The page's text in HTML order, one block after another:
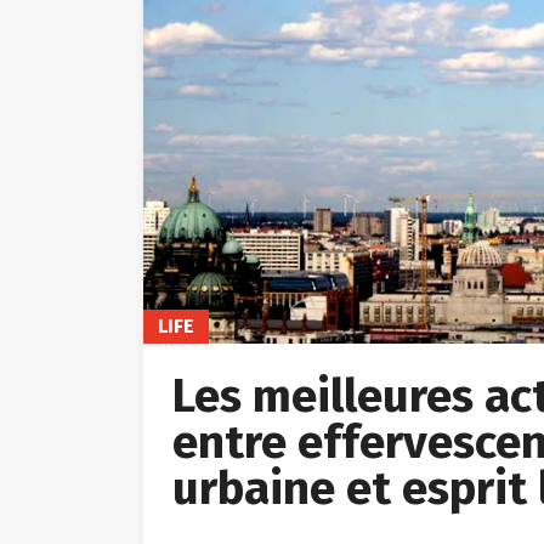
LIFE
Les meilleures
entre
urbaine et esprit